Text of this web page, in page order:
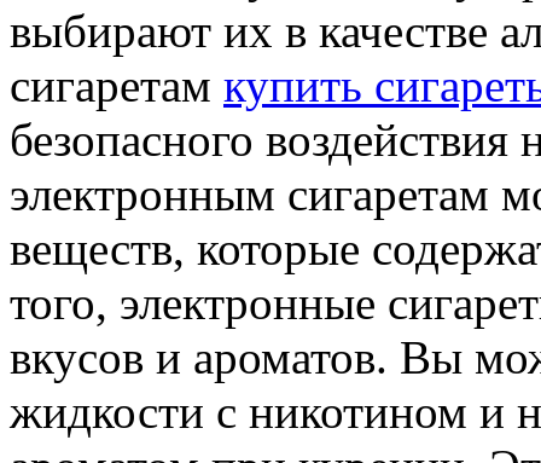
выбирают их в качестве
сигаретам купить
безопасного воздействия
электронным сигаретам
веществ, которые
того, электронные
вкусов и ароматов. Вы
жидкости с никотином и